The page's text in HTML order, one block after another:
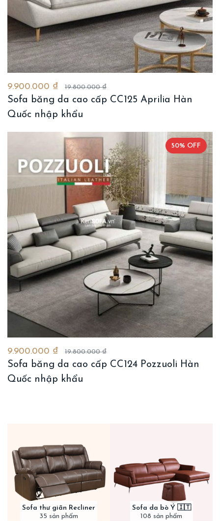
9.900.000 ₫ 19.800.000 ₫
Sofa băng da cao cấp CC125 Aprilia Hàn
Quốc nhập khẩu
50% OFF
9.900.000 ₫ 19.800.000 ₫
Sofa băng da cao cấp CC124 Pozzuoli Hàn
Quốc nhập khẩu
Sofa thư giãn Recliner
35 sản phẩm
Sofa da bò Ý 🇮🇹
108 sản phẩm